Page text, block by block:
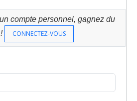
compte personnel, gagnez du
CONNECTEZ-VOUS